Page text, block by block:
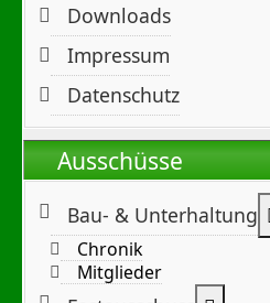
Downloads
Impressum
Datenschutz
Ausschüsse
Bau- & Unterhaltung
Chronik
Mitglieder